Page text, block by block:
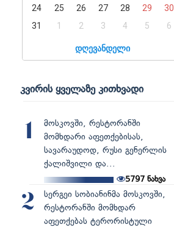
24
25 26 27 28 29
30
31
1 2 3 4 5 6
დღევანდელი
კვირის ყველაზე კითხვადი
1
მოსკოვში, რესტორანში
მომხდარი აფეთქებისას,
სავარაუდოდ, რუსი გენერლის
ქალიშვილი და...
5797 ნახვა
2
სერგეი სობიანინმა მოსკოვში,
რესტორანში მომხდარ
აფეთქებას ტერორისტული